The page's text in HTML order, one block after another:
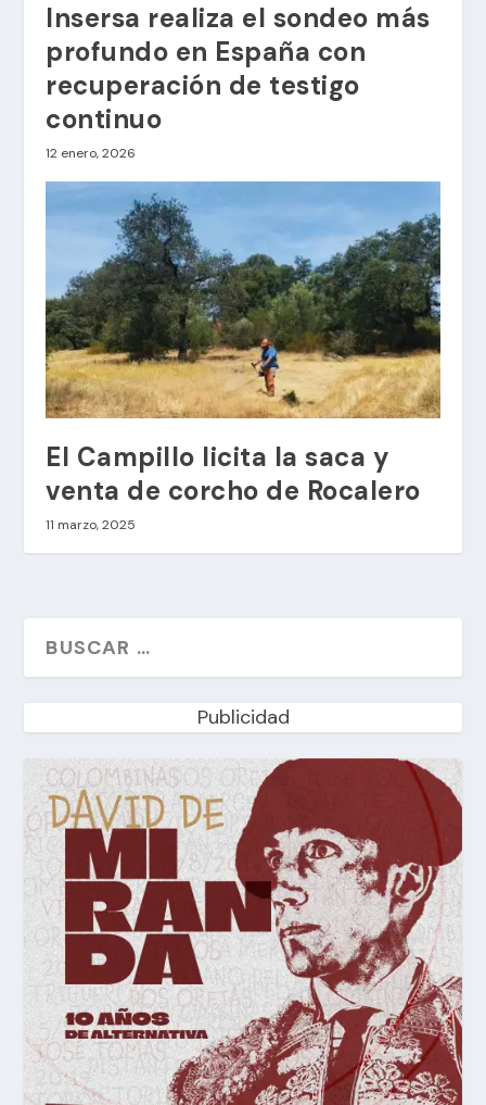
Insersa realiza el sondeo más
profundo en España con
recuperación de testigo
continuo
12 enero, 2026
El Campillo licita la saca y
venta de corcho de Rocalero
11 marzo, 2025
Publicidad